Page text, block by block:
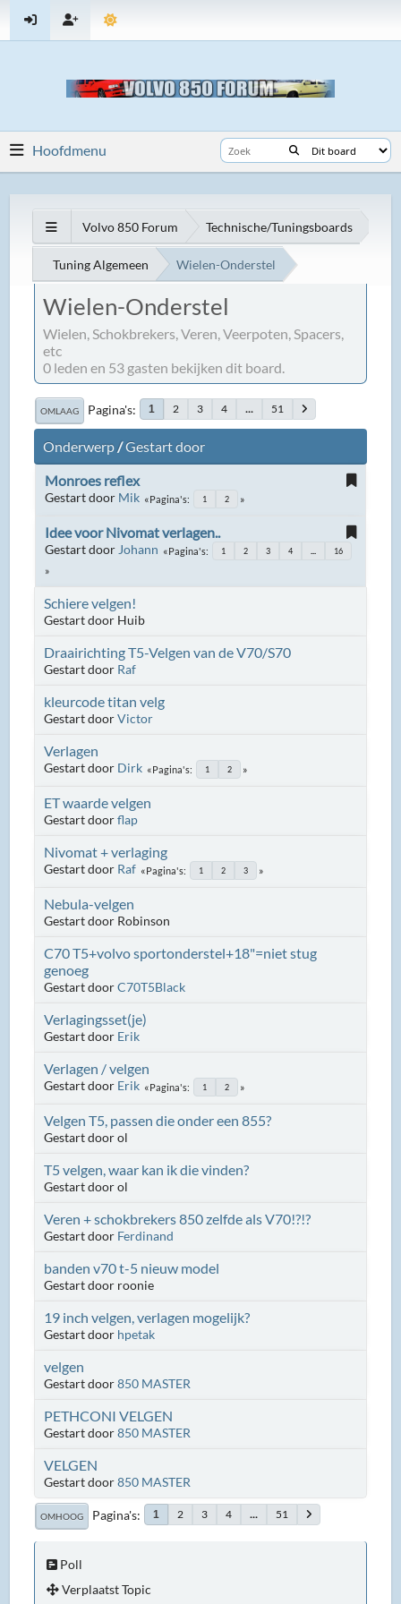
Hoofdmenu
Volvo 850 Forum Technische/Tuningsboards
Tuning Algemeen Wielen-Onderstel
Wielen-Onderstel
Wielen, Schokbrekers, Veren, Veerpoten, Spacers,
etc
0 leden en 53 gasten bekijken dit board.
OMLAAG Pagina's 1 2 3 4 ... 51
Onderwerp/Gestart door
Monroes reflex
Gestart door Mik Pagina's 1 2
Idee voor Nivomat verlagen..
Gestart door Johann Pagina's 1 2 3 4 16
Schiere velgen!
Gestart door Huib
Draairichting T5-Velgen van de V70/S70
Gestart door Raf
kleurcode titan velg
Gestart doorVictor
Verlagen
Gestart door Dirk Pagina's 1 2
ET waarde velgen
Gestart doorflap
Nivomat + verlaging
Gestart door Raf Pagina's 1 2 3
Nebula-velgen
Gestart door Robinson
C70 T5+volvo sportonderstel+18"=niet stug
genoeg
Gestart doorC70T5Black
Verlagingsset(je)
Gestart door Erik
Verlagen / velgen
Gestart door Erik Pagina's 1 2
Velgen T5, passen die onder een 855?
Gestart door ol
T5 velgen, waar kan ik die vinden?
Gestart door ol
Veren + schokbrekers 850 zelfde als V70!?!?
Gestart door Ferdinand
banden v70 t-5 nieuw model
Gestart door roonie
19 inch velgen, verlagen mogelijk?
Gestart door hpetak
velgen
Gestart door850 MASTER
PETHCONI VELGEN
Gestart door850 MASTER
VELGEN
Gestart door850 MASTER
OMHOOG Pagina's 1 2 3 4 ... 51
Poll
Verplaatst Topic